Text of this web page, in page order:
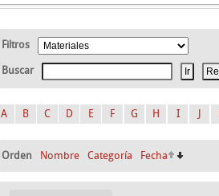
Filtros
Buscar
A B C D E F G H I
Orden Nombre Categoría Fecha